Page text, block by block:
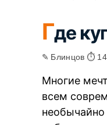
Где
✎ Блинцов ⏱
Многие
всем